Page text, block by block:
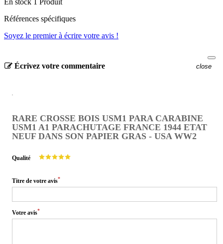
En stock
1 Produit
Références spécifiques
Soyez le premier à écrire votre avis !
Écrivez votre commentaire close
RARE CROSSE BOIS USM1 PARA CARABINE
USM1 A1 PARACHUTAGE FRANCE 1944 ETAT
NEUF DANS SON PAPIER GRAS - USA WW2
Qualité
Titre de votre avis*
Votre avis*